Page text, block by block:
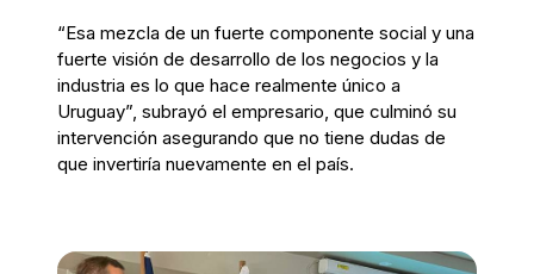
“Esa mezcla de un fuerte componente social y una
fuerte visión de desarrollo de los negocios y la
industria es lo que hace realmente único a
Uruguay”, subrayó el empresario, que culminó su
intervención asegurando que no tiene dudas de
que invertiría nuevamente en el país.